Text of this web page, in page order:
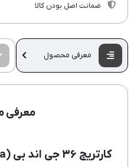
ضمانت اصل بودن کالا
معرفی محصول
معرفی
کارتریج 36 جی اند بی (36a)